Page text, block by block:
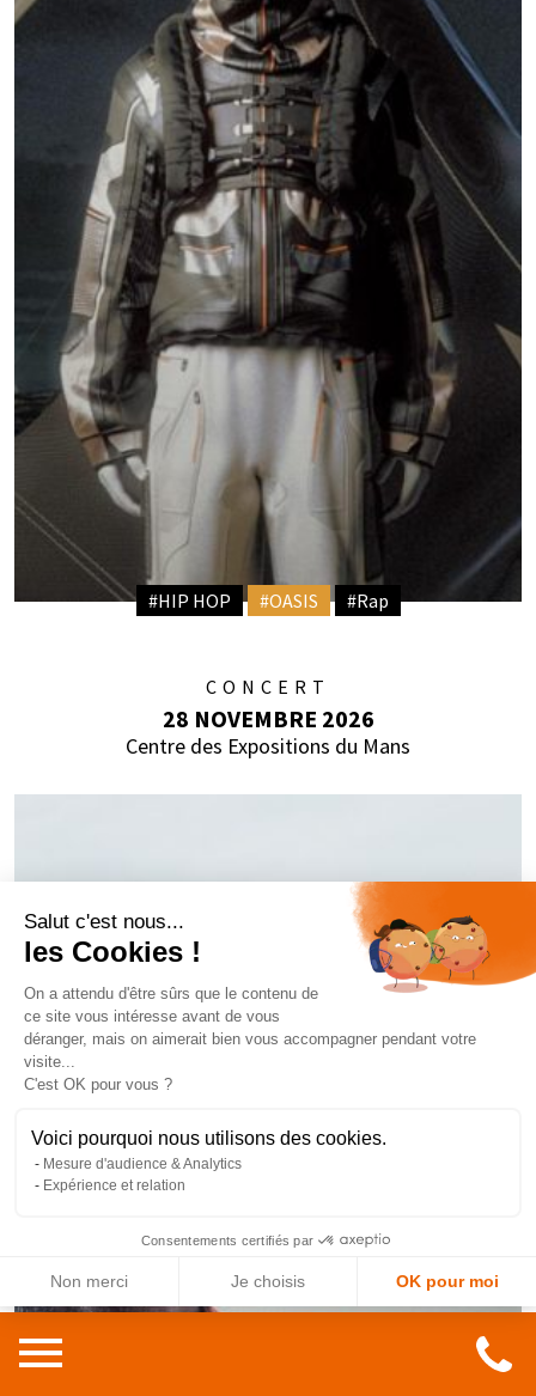
#HIP HOP #OASIS #Rap
CONCERT
28 NOVEMBRE 2026
Centre des Expositions du Mans
Salut c'est nous...
les Cookies !
On a attendu d'être sûrs que le contenu de
ce site vous intéresse avant de vous
déranger, mais on aimerait bien vous accompagner pendant votre
visite...
C'est OK pour vous ?
Voici pourquoi nous utilisons des cookies.
Mesure d'audience & Analytics
Expérience et relation
Consentements certifiés par
Non merci Je choisis OK pour moi